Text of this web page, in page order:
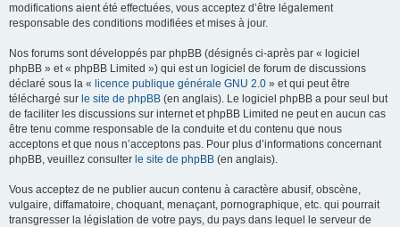
modifications aient été effectuées, vous acceptez d’être légalement
responsable des conditions modifiées et mises à jour.
Nos forums sont développés par phpBB (désignés ci-après par « logiciel
phpBB » et « phpBB Limited ») qui est un logiciel de forum de discussions
déclaré sous la « licence publique générale GNU 2.0 » et qui peut être
téléchargé sur le site de phpBB (en anglais). Le logiciel phpBB a pour seul but
de faciliter les discussions sur internet et phpBB Limited ne peut en aucun cas
être tenu comme responsable de la conduite et du contenu que nous
acceptons et que nous n’acceptons pas. Pour plus d’informations concernant
phpBB, veuillez consulter le site de phpBB (en anglais).
Vous acceptez de ne publier aucun contenu à caractère abusif, obscène,
vulgaire, diffamatoire, choquant, menaçant, pornographique, etc. qui pourrait
transgresser la législation de votre pays, du pays dans lequel le serveur de